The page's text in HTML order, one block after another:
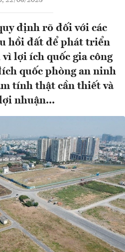
định rõ đối với các
hồi đất để phát triển
lợi ích quốc gia công
quốc phòng an ninh
tính thật cần thiết và
nhuận...